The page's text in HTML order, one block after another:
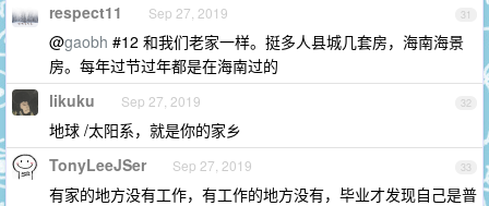
31
respect11 Sep 27, 2019
@gaobh #12 和我们老家一样。挺多人县城几套房，海南海景
房。每年过节过年都是在海南过的
32
likuku Sep 27, 2019
地球 /太阳系，就是你的家乡
33
TonyLeeJSer Sep 27, 2019
有家的地方没有工作，有工作的地方没有，毕业才发现自己是普